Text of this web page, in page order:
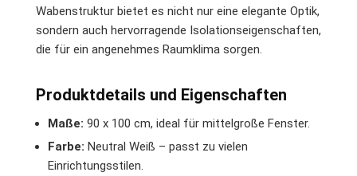
Wabenstruktur bietet es nicht nur eine elegante Optik,
sondern auch hervorragende Isolationseigenschaften,
die für ein angenehmes Raumklima sorgen.
Produktdetails und Eigenschaften
Maße: 90 x 100 cm, ideal für mittelgroße Fenster.
Farbe: Neutral Weiß – passt zu vielen
Einrichtungsstilen.